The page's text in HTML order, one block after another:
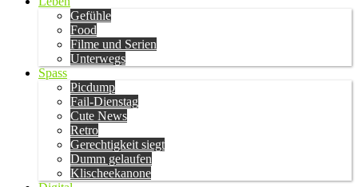
Gefühle
Food
Filme und Serien
Unterwegs
Spass
Picdump
Fail-Dienstag
Cute News
Retro
Gerechtigkeit siegt
Dumm gelaufen
Klischeekanone